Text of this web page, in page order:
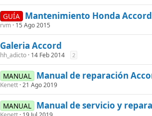
GUÍA Mantenimiento Honda Accord
rvm 15 Ago 2015
Galeria Accord
hh_adicto 14 Feb 2014 2
MANUAL Manual de reparación
Kenett 21 Ago 2019
MANUAL Manual de servicio y